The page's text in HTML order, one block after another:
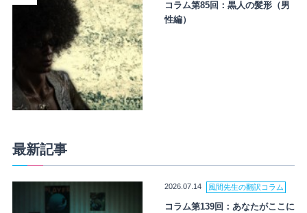
コラム第85回：黒人の髪形（男
性編）
最新記事
2026.07.14 風間先生の翻訳コラム
コラム第139回：あなたがここに